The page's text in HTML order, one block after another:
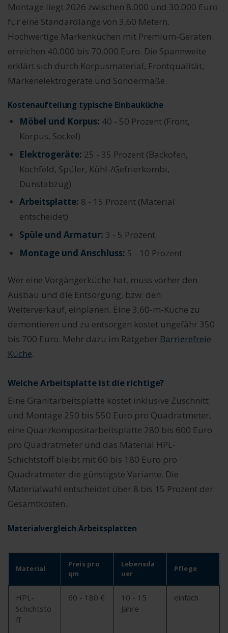
Montage liegt 2026 zwischen 8.000 und 30.000 Euro
für eine Standardlänge von 3,60 Metern.
Hochwertige Markenküchen mit Premium-Geräten
erreichen 40.000 bis 70.000 Euro. Die Spannweite
erklärt sich durch Korpusmaterial, Frontqualität,
Markenelektrogeräte und Sondermaße.
Kostenaufteilung typische Einbauküche
Möbel und Korpus: 40 - 50 Prozent (Front,
Korpus, Sockel)
Elektrogeräte: 25 - 35 Prozent (Backofen,
Kochfeld, Spüler, Kühl-/Gefrierkombi,
Dunstabzug)
Arbeitsplatte: 8 - 15 Prozent (Material
entscheidet)
Spüle und Armatur: 3 - 5 Prozent
Montage und Anschluss: 5 - 10 Prozent
Wer eine Vorgängerküche hat, muss vorher den
Ausbau und die Entsorgung, bzw. den
Weiterverkauf, einplanen. Eine 3,60-m-Küche zu
demontieren und zu entsorgen kostet ungefähr 350
bis 700 Euro. Mehr dazu im Ratgeber Barrierefreie
Küche.
Welche Arbeitsplatte ist die richtige?
Eine Granitarbeitsplatte kostet inklusive Zuschnitt
und Montage 250 bis 550 Euro pro Quadratmeter,
eine Quarzkompositarbeitsplatte 280 bis 600 Euro
pro Quadratmeter und das Material HPL-
Schichtstoff bleibt mit 60 bis 180 Euro pro
Quadratmeter die günstigste Variante. Die
Materialwahl entscheidet über 8 bis 15 Prozent der
Gesamtkosten.
Materialvergleich Arbeitsplatten
Material
Preis pro
qm
Lebensda
uer
Pflege
HPL-
Schichtsto
ff
60 - 180 €
10 - 15
Jahre
einfach